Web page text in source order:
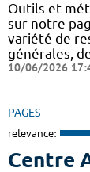
Outils et
sur notre
variété de
générales,
10/06/2026
PAGES
relevance:
Centre